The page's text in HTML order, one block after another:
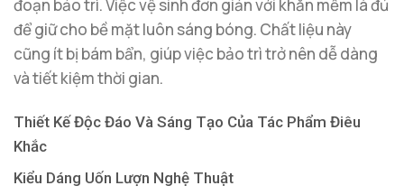
đoạn bảo trì. Việc vệ sinh đơn giản với khăn mềm là đủ
để giữ cho bề mặt luôn sáng bóng. Chất liệu này
cũng ít bị bám bẩn, giúp việc bảo trì trở nên dễ dàng
và tiết kiệm thời gian.
Thiết Kế Độc Đáo Và Sáng Tạo Của Tác Phẩm Điêu
Khắc
Kiểu Dáng Uốn Lượn Nghệ Thuật